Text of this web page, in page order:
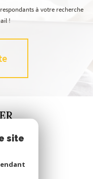
à votre recherche
!
site